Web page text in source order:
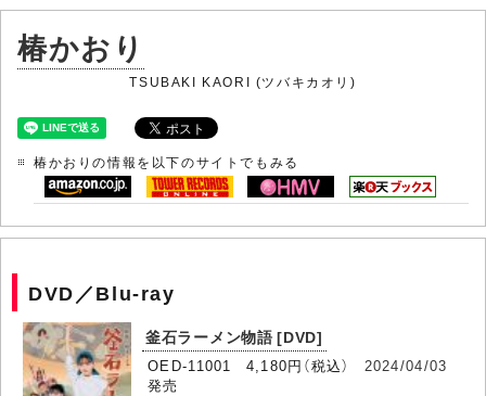
椿かおり
TSUBAKI KAORI (ツバキカオリ)
椿かおりの情報を以下のサイトでもみる
DVD／Blu-ray
釜石ラーメン物語 [DVD]
OED-11001 4,180円（税込） 2024/04/03
発売